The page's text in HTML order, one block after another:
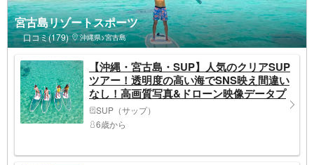
宮古島リゾートスポーツ
口コミ(179) 沖縄県>宮古島
【沖縄・宮古島・SUP】人気のクリアSUP
ツアー！透明度の高い海でSNS映え間違い
なし！高画質写真&ドローン映像データプ
レゼント
SUP（サップ）
6歳から